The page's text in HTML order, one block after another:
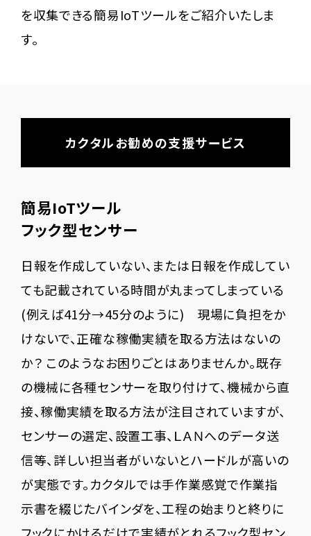
を収集できる簡易IoTツールをご紹介いたしま
す。
カクタルお勧めの支援サービス
簡易IoTツール
フック型センサー
日報を作成していない、または日報を作成してい
ても記載されている時間が丸まってしまっている
(例えば41分→45分のように) 現場に負担をか
けないで、正確な稼働実績を取る方法はないの
か？ このようなお困りごとはありませんか。既存
の機械に各種センサーを取り付けて、機械から直
接、稼働実績を取る方法が注目されていますが、
センサーの選定、設置工事、ＬＡＮへのデータ送
信等、詳しい担当者がいないとハードルが高いの
が実態です。カクタルでは手作業感覚で作業指
示書を綴じたバインダを、工程の始まりと終りに